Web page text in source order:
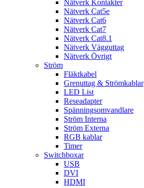
Nätverk Kontakter
Nätverk Cat5e
Nätverk Cat6
Nätverk Cat7
Nätverk Cat8.1
Nätverk Vägguttag
Nätverk Övrigt
Ström
Fläktkabel
Grenuttag & Strömkablar
LED List
Reseadapter
Spänningsomvandlare
Ström Interna
Ström Externa
RGB kablar
Timer
Switchboxar
USB
DVI
HDMI